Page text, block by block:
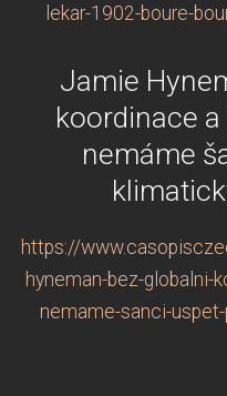
lekar-1902-boure-
Jamie
koordinace
nemáme
https://
hyneman-bez-globalni-
nemame-sanci-